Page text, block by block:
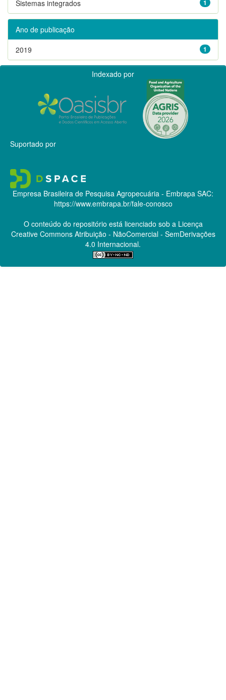
1
Sistemas integrados
Ano de publicação
1
2019
Indexado por
Suportado por
Empresa Brasileira de Pesquisa Agropecuária - Embrapa SAC:
https://www.embrapa.br/fale-conosco
O conteúdo do repositório está licenciado sob a Licença
Creative CommonsAtribuição - NãoComercial - SemDerivações
4.0 Internacional.